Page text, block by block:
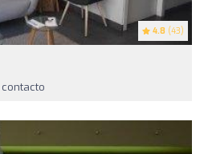
4.8 (43)